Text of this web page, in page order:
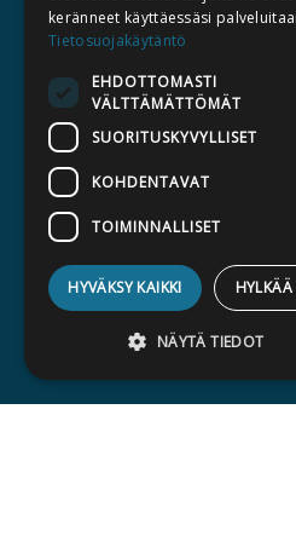
YLEISET
keränneet käyttäessäsi
Tietosuojakäytäntö
EHDOTTOMASTI
VÄLTTÄMÄTTÖMÄT
SUORITUSKYVYLLISET
KOHDENTAVAT
TOIMINNALLISET
HYVÄKSY KAIKKI HYLKÄÄ
NÄYTÄ TIEDOT